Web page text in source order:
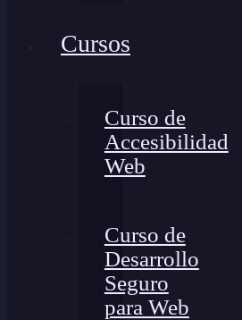
Cursos
Curso de
Accesibilidad
Web
Curso de
Desarrollo
Seguro
para Web